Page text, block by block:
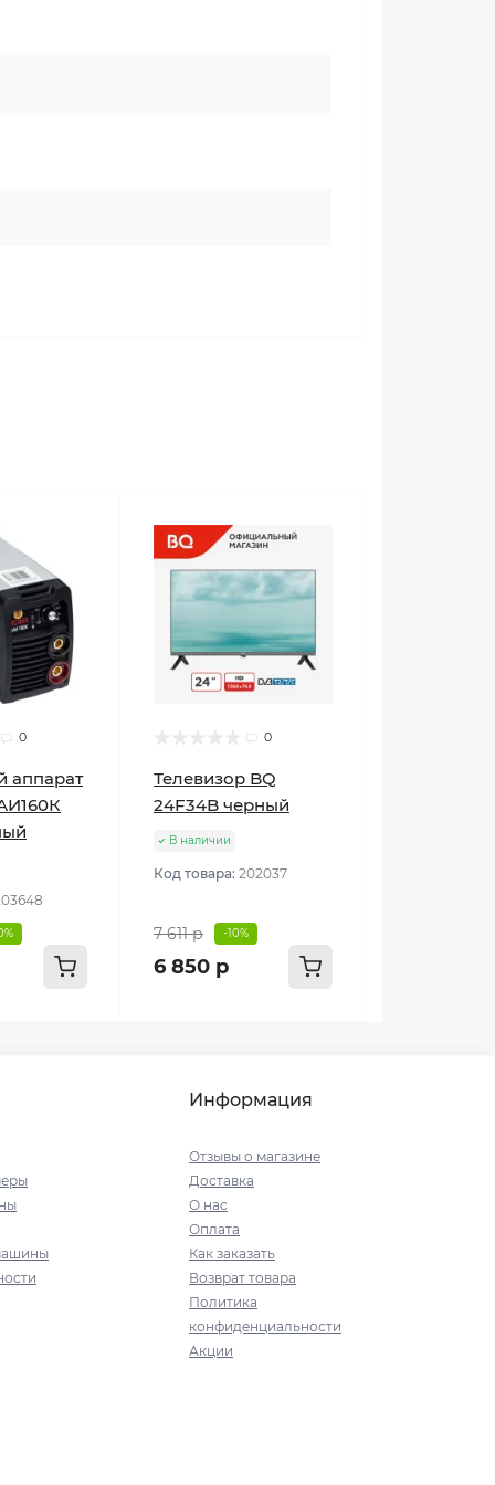
0
аппарат
0
Телевизор BQ
24F34B черный
В наличии
Код товара: 202037
7 611 р -10%
6 850 р
Информация
Отзывы о магазине
Доставка
О нас
Оплата
Как заказать
Возврат товара
Политика
конфиденциальности
Акции